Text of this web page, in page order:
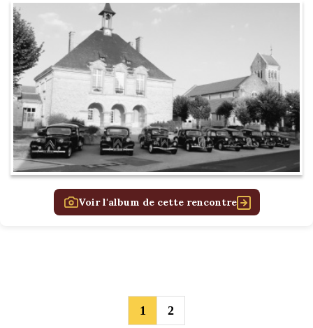
Voir l'album de cette rencontre
1 2